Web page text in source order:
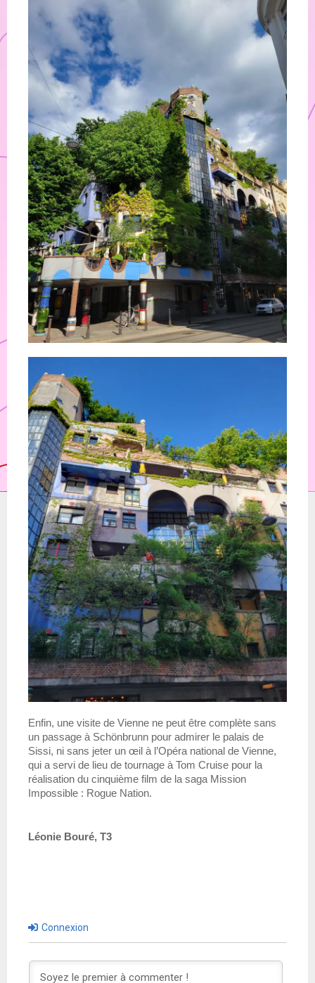
Enfin, une visite de Vienne ne peut être complète sans
un passage à Schönbrunn pour admirer le palais de
Sissi, ni sans jeter un œil à l’Opéra national de Vienne,
qui a servi de lieu de tournage à Tom Cruise pour la
réalisation du cinquième film de la saga Mission
Impossible : Rogue Nation.
Léonie Bouré, T3
Connexion